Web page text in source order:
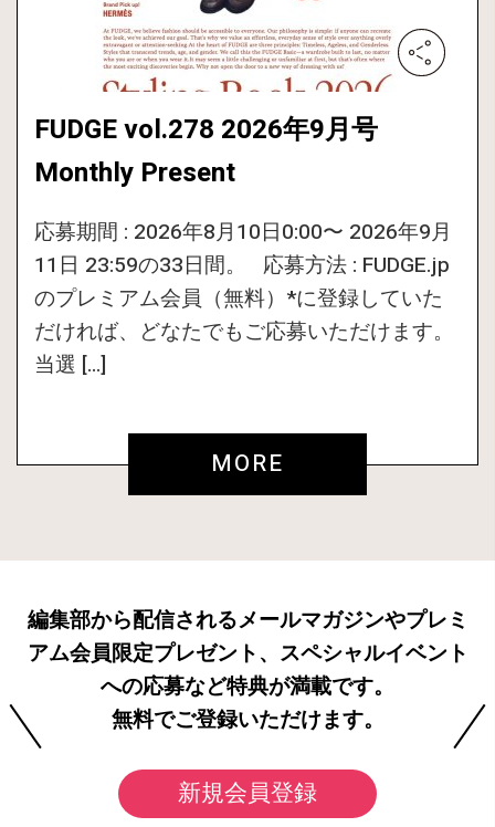
FUDGE vol.278 2026年9月号
Monthly Present
応募期間 : 2026年8月10日0:00〜 2026年9月
11日 23:59の33日間。 応募方法 : FUDGE.jp
のプレミアム会員（無料）*に登録していた
だければ、どなたでもご応募いただけます。
当選 […]
MORE
編集部から配信されるメールマガジンやプレミ
アム会員限定プレゼント、スペシャルイベント
への応募など特典が満載です。
無料でご登録いただけます。
新規会員登録